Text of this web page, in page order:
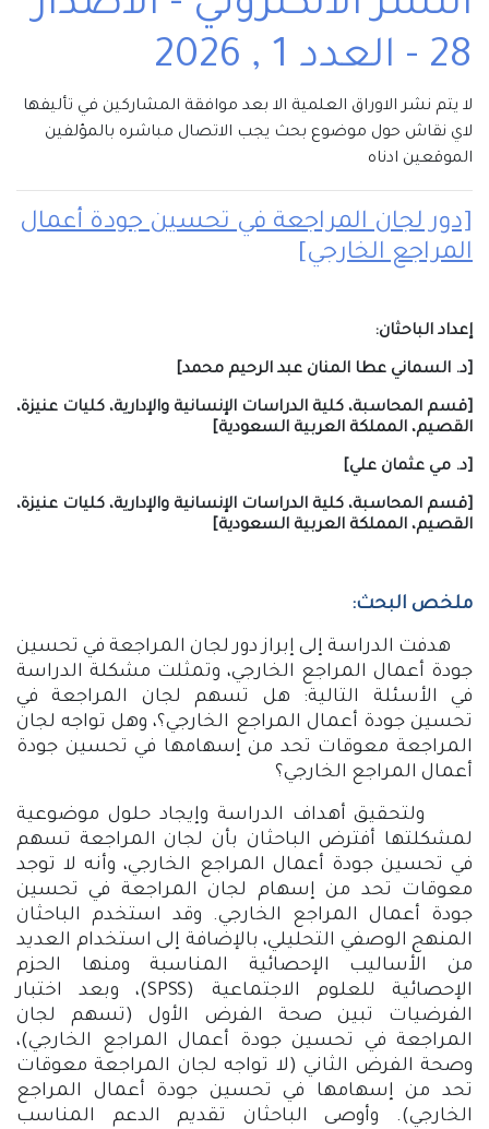
28 - العدد 1 , 2026
لا يتم نشر الاوراق العلمية الا بعد موافقة المشاركين في تأليفها
لاي نقاش حول موضوع بحث يجب الاتصال مباشره بالمؤلفين
الموقعين ادناه
[دور لجان المراجعة في تحسين جودة أعمال
المراجع الخارجي]
إعداد الباحثان:
[د. السماني عطا المنان عبد الرحيم محمد]
[قسم المحاسبة، كلية الدراسات الإنسانية والإدارية، كليات عنيزة،
القصيم، المملكة العربية السعودية]
[د. مي عثمان علي]
[قسم المحاسبة، كلية الدراسات الإنسانية والإدارية، كليات عنيزة،
القصيم، المملكة العربية السعودية]
ملخص البحث:
هدفت الدراسة إلى إبراز دور لجان المراجعة في تحسين
جودة أعمال المراجع الخارجي، وتمثلت مشكلة الدراسة
في الأسئلة التالية: هل تسهم لجان المراجعة في
تحسين جودة أعمال المراجع الخارجي؟، وهل تواجه لجان
المراجعة معوقات تحد من إسهامها في تحسين جودة
أعمال المراجع الخارجي؟
ولتحقيق أهداف الدراسة وإيجاد حلول موضوعية
لمشكلتها أفترض الباحثان بأن لجان المراجعة تسهم
في تحسين جودة أعمال المراجع الخارجي، وأنه لا توجد
معوقات تحد من إسهام لجان المراجعة في تحسين
جودة أعمال المراجع الخارجي. وقد استخدم الباحثان
المنهج الوصفي التحليلي، بالإضافة إلى استخدام العديد
من الأساليب الإحصائية المناسبة ومنها الحزم
الإحصائية للعلوم الاجتماعية
(SPSS)، وبعد اختبار
الفرضيات تبين صحة الفرض الأول (تسهم لجان
المراجعة في تحسين جودة أعمال المراجع الخارجي)،
وصحة الفرض الثاني (لا تواجه لجان المراجعة معوقات
تحد من إسهامها في تحسين جودة أعمال المراجع
الخارجي). وأوصى الباحثان تقديم الدعم المناسب